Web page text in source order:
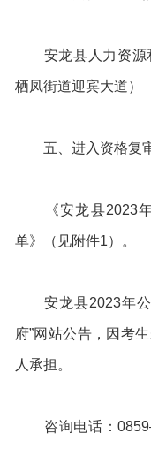
安龙县人力资源
栖凤街道迎宾大道）
五、进入资格复
《安龙县2023年
单》（见附件1）。
安龙县2023年公
府”网站公告，因考
人承担。
咨询电话：